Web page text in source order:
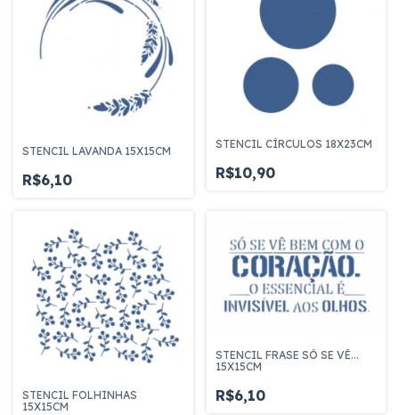
STENCIL LAVANDA 15X15CM
R$6,10
STENCIL CÍRCULOS 18X23CM
R$10,90
STENCIL FOLHINHAS
15X15CM
STENCIL FRASE SÓ SE VÊ...
15X15CM
R$6,10